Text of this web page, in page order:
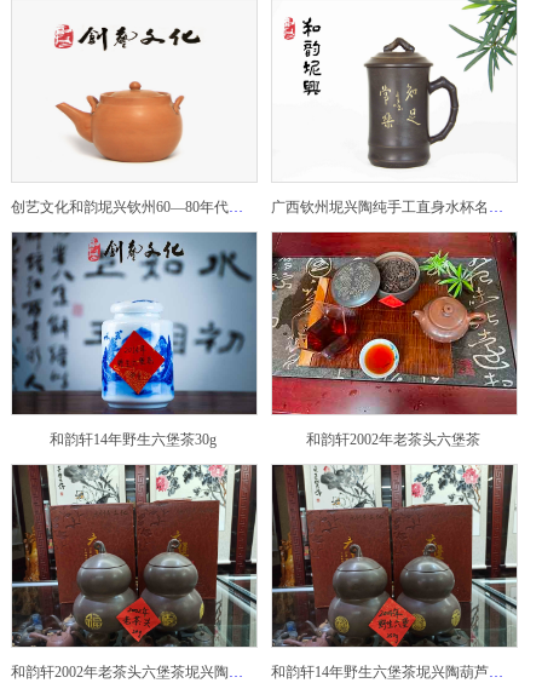
创艺文化和韵坭兴钦州60—80年代坭兴陶老壶——玉奎壶 广西钦州坭兴陶纯手工直身水杯名家陶瓷大师紫砂建水紫陶
和韵轩14年野生六堡茶30g 和韵轩2002年老茶头六堡茶
和韵轩2002年老茶头六堡茶坭兴陶葫芦茶罐 和韵轩14年野生六堡茶坭兴陶葫芦茶罐